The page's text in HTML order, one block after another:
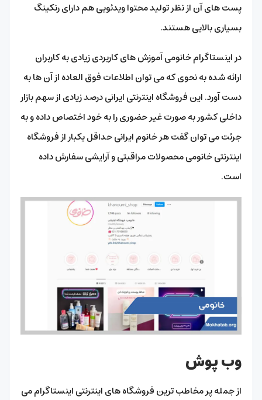
پست های آن از نظر تولید محتوا ویدئویی هم دارای رنکینگ
بسیاری بالایی هستند.
در اینستاگرام خانومی آموزش های کاربردی زیادی به کاربران
ارائه شده به نحوی که می توان اطلاعات فوق العاده از آن ها به
دست آورد. این فروشگاه اینترنتی ایرانی درصد زیادی از سهم بازار
داخلی کشور به صورت غیر حضوری را به خود اختصاص داده و به
جرئت می توان گفت هر خانوم ایرانی حداقل یکبار از فروشگاه
اینترنتی خانومی محصولات مراقبتی و آرایشی سفارش داده
است.
وب پوش
از جمله پر مخاطب ترین فروشگاه های اینترنتی اینستاگرام می